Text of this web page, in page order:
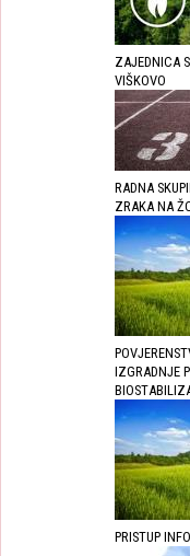
ZAJEDNICA
VIŠKOVO
RADNA
ZRAKA NA
IZGRADNJE
PRISTUP